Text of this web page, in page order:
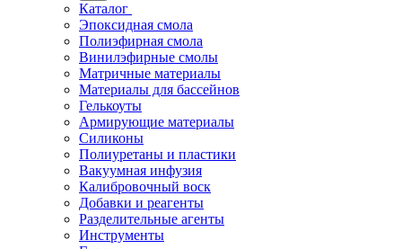
Каталог
Эпоксидная смола
Полиэфирная смола
Винилэфирные смолы
Матричные материалы
Материалы для бассейнов
Гелькоуты
Армирующие материалы
Силиконы
Полиуретаны и пластики
Вакуумная инфузия
Калибровочный воск
Добавки и реагенты
Разделительные агенты
Инструменты